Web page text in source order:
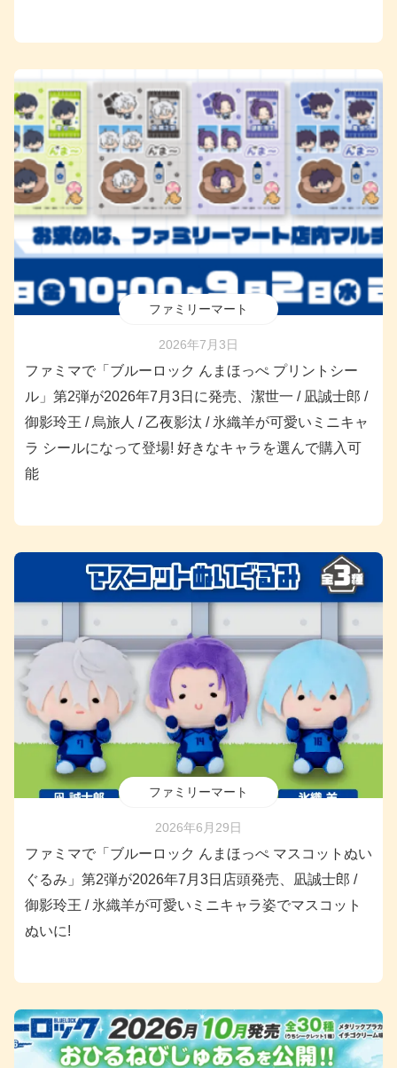
ファミリーマート
2026年7月3日
ファミマで「ブルーロック んまほっぺ プリントシー
ル」第2弾が2026年7月3日に発売、潔世一 / 凪誠士郎 /
御影玲王 / 烏旅人 / 乙夜影汰 / 氷織羊が可愛いミニキャ
ラ シールになって登場! 好きなキャラを選んで購入可
能
ファミリーマート
2026年6月29日
ファミマで「ブルーロック んまほっぺ マスコットぬい
ぐるみ」第2弾が2026年7月3日店頭発売、凪誠士郎 /
御影玲王 / 氷織羊が可愛いミニキャラ姿でマスコット
ぬいに!